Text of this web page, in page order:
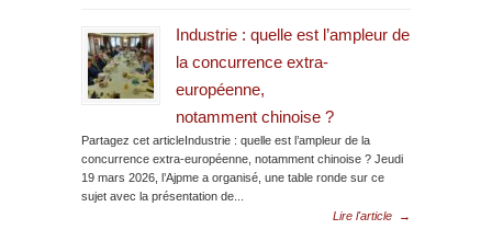
Industrie : quelle est l’ampleur de
la concurrence extra-
européenne,
notamment chinoise ?
Partagez cet articleIndustrie : quelle est l’ampleur de la
concurrence extra-européenne, notamment chinoise ? Jeudi
19 mars 2026, l’Ajpme a organisé, une table ronde sur ce
sujet avec la présentation de...
Lire l'article
→